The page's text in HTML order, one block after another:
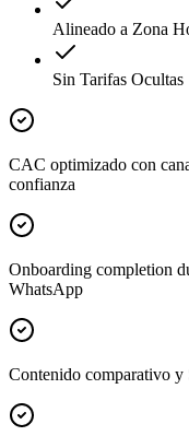
Alineado a Zona
Sin Tarifas Ocultas
CAC optimizado con
confianza
Onboarding completion
WhatsApp
Contenido comparativo y